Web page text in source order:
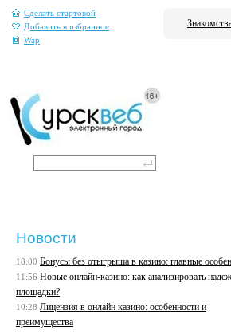
Сделать стартовой
Добавить в избранное
Wap
Новости
18:00 Бонусы без отыгрыша в казино: главные
11:56 Новые онлайн-казино: как анализировать
площадки?
10:28 Лицензия в онлайн казино: особенности и
преимущества